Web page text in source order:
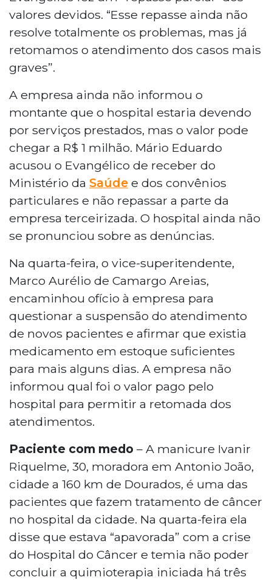
valores devidos. “Esse repasse ainda não
resolve totalmente os problemas, mas já
retomamos o atendimento dos casos mais
graves”.
A empresa ainda não informou o
montante que o hospital estaria devendo
por serviços prestados, mas o valor pode
chegar a R$ 1 milhão. Mário Eduardo
acusou o Evangélico de receber do
Ministério da Saúde e dos convênios
particulares e não repassar a parte da
empresa terceirizada. O hospital ainda não
se pronunciou sobre as denúncias.
Na quarta-feira, o vice-superitendente,
Marco Aurélio de Camargo Areias,
encaminhou ofício à empresa para
questionar a suspensão do atendimento
de novos pacientes e afirmar que existia
medicamento em estoque suficientes
para mais alguns dias. A empresa não
informou qual foi o valor pago pelo
hospital para permitir a retomada dos
atendimentos.
Paciente com medo – A manicure Ivanir
Riquelme, 30, moradora em Antonio João,
cidade a 160 km de Dourados, é uma das
pacientes que fazem tratamento de câncer
no hospital da cidade. Na quarta-feira ela
disse que estava “apavorada” com a crise
do Hospital do Câncer e temia não poder
concluir a quimioterapia iniciada há três